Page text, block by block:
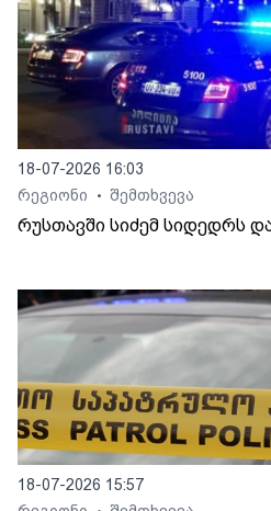
18-07-2026 16:03
რეგიონი
• შემთხვევა
რუსთავში სიძემ სიდედრს
18-07-2026 15:57